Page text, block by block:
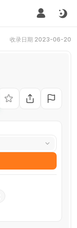
收录日期 2023-06-20